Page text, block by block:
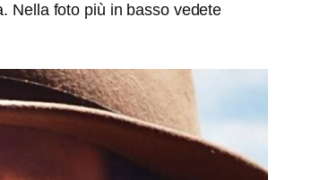
Nella foto più in basso vedete